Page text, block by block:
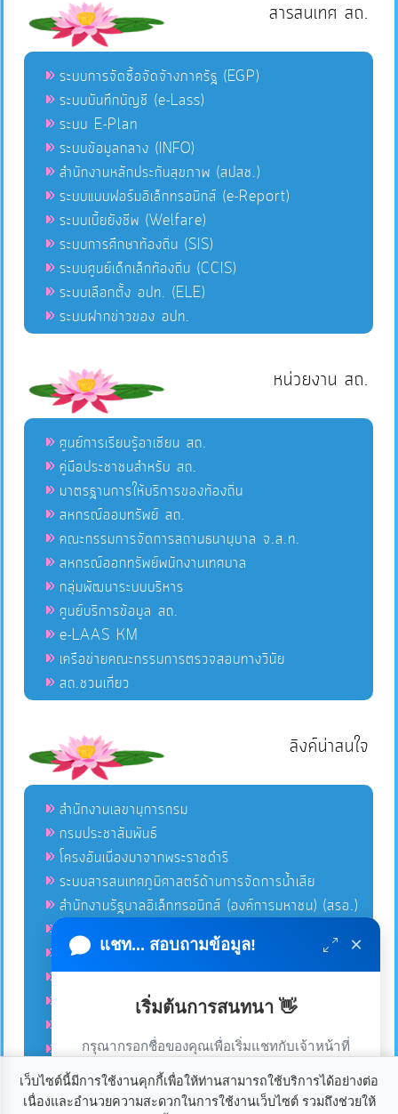
แชท... สอบถามข้อมูล! ×
เริ่มต้นการสนทนา 👋
กรุณากรอกชื่อของคุณเพื่อเริ่มแชทกับเจ้าหน้าที่
เว็บไซต์นี้มีการใช้งานคุกกี้เพื่อให้ท่านสามารถใช้บริการได้อย่างต่อ
เนื่องและอำนวยความสะดวกในการใช้งานเว็บไซต์ รวมถึงช่วยให้
สารสนเทศ สถ.
ระบบการจัดซื้อจัดจ้างภาครัฐ (EGP)
ระบบบันทึกบัญชี (e-Lass)
ระบบ E-Plan
ระบบข้อมูลกลาง (INFO)
สำนักงานหลักประกันสุขภาพ (สปสช.)
ระบบแบบฟอร์มอิเล็กทรอนิกส์ (e-Report)
ระบบเบี้ยยังชีพ (Welfare)
ระบบการศึกษาท้องถิ่น (SIS)
ระบบศูนย์เด็กเล็กท้องถิ่น (CCIS)
ระบบเลือกตั้ง อปท. (ELE)
ระบบฝากข่าวของ อปท.
หน่วยงาน สถ.
ศูนย์การเรียนรู้อาเซียน สถ.
คู่มือประชาชนสำหรับ สถ.
มาตรฐานการให้บริการของท้องถิ่น
สหกรณ์ออมทรัพย์ สถ.
คณะกรรมการจัดการสถานธนานุบาล จ.ส.ท.
สหกรณ์ออกทรัพย์พนักงานเทศบาล
กลุ่มพัฒนาระบบบริหาร
ศูนย์บริการข้อมูล สถ.
e-LAAS KM
เครือข่ายคณะกรรมการตรวจสอบทางวินัย
สถ.ชวนเที่ยว
ลิงค์น่าสนใจ
สำนักงานเลขานุการกรม
กรมประชาสัมพันธ์
โครงอันเนื่องมาจากพระราชดำริ
ระบบสารสนเทศภูมิศาสตร์ด้านการจัดการน้ำเสีย
สำนักงานรัฐบาลอิเล็กทรอนิกส์ (องค์การมหาชน) (สรอ.)
โครงการอนุรักษ์พันธุกรรมพืชอันเนื่องมาจากพระราชดำริ
คลังข่าวมหาไทย
คู่มือตาม พ.ร.บ.อำนวยความสดวกฯ
ฐานข้อมูลหน่วยงานภาครัฐ (INFO)
ศูนย์อำนวยการบริหารจังหวัดชายแดนภาคใต้ ศอ.บต.